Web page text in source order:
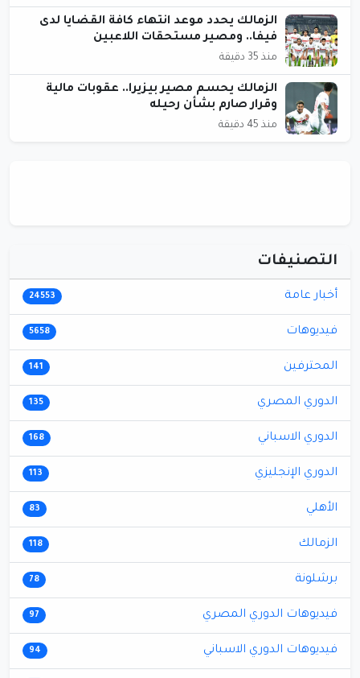
الزمالك يحدد موعد انتهاء كافة القضايا لدى
فيفا.. ومصير مستحقات اللاعبين
منذ 35 دقيقة
الزمالك يحسم مصير بيزيرا.. عقوبات مالية
وقرار صارم بشأن رحيله
منذ 45 دقيقة
التصنيفات
أخبار عامة 24553
فيديوهات 5658
المحترفين 141
الدوري المصري 135
الدوري الاسباني 168
الدوري الإنجليزي 113
الأهلي 83
الزمالك 118
برشلونة 78
فيديوهات الدوري المصري 97
فيديوهات الدوري الاسباني 94